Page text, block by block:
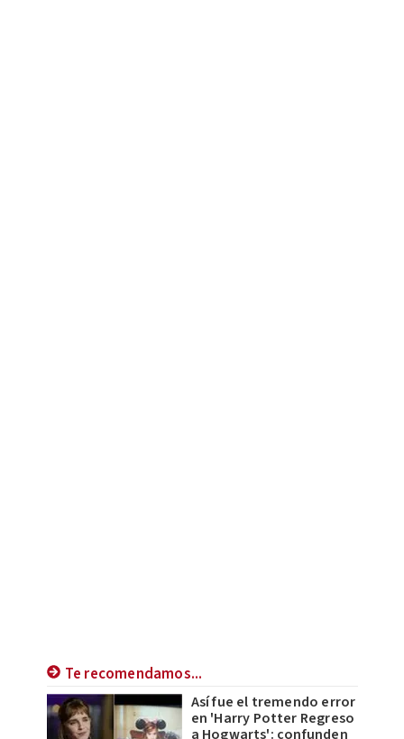
Te recomendamos...
Así fue el tremendo error
en 'Harry Potter Regreso
a Hogwarts': confunden